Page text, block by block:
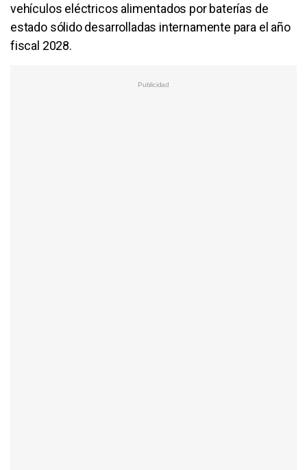
vehículos eléctricos alimentados por baterías de
estado sólido desarrolladas internamente para el año
fiscal 2028.